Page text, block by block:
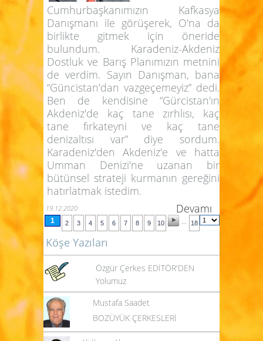
Cumhurbaşkanımızın Kafkasya
Danışmanı ile görüşerek, O'na da
birlikte gitmek için öneride
bulundum. Karadeniz-Akdeniz
Dostluk ve Barış Planımızın metnini
de verdim. Sayın Danışman, bana
“Güncistan'dan vazgeçemeyiz” dedi.
Ben de kendisine “Gürcistan'ın
Akdeniz'de kaç tane zırhlısı, kaç
tane fırkateyni ve kaç tane
denizaltısı var” diye sordum.
Karadeniz'den Akdeniz'e ve hatta
Umman Denizi'ne uzanan bir
bütünsel strateji kurmanın gereğini
hatırlatmak istedim.
19.12.2020 Devamı
1 2 3 4 5 6 7 8 9 10 18
Köşe Yazıları
Özgür Çerkes EDİTÖR'DEN
Yolumuz
Mustafa Saadet
BOZÜYÜK ÇERKESLERİ